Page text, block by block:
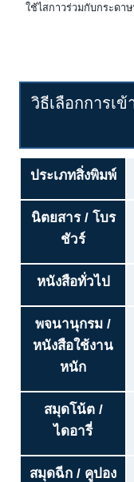
ใช้ไสกาวร่วมกับกระดา
วิธีเลือกการเ
ประเภทสิ่งพิมพ์
นิตยสาร / โบร
ชัวร์
หนังสือทั่วไป
พจนานุกรม /
หนังสือใช้งาน
หนัก
สมุดโน้ต /
ไดอารี่
สมุดฉีก / คูปอง